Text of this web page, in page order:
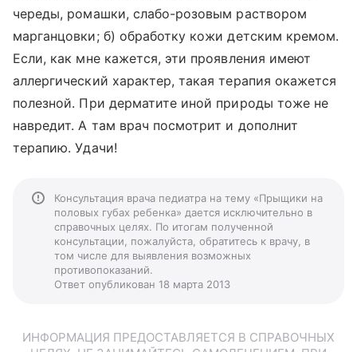
череды, ромашки, слабо-розовым раствором
марганцовки; б) обработку кожи детским кремом.
Если, как мне кажется, эти проявления имеют
аллергический характер, такая терапия окажется
полезной. При дерматите иной природы тоже не
навредит. А там врач посмотрит и дополнит
терапию. Удачи!
Консультация врача педиатра на тему «Прыщики на
половых губах ребенка» дается исключительно в
справочных целях. По итогам полученной
консультации, пожалуйста, обратитесь к врачу, в
том числе для выявления возможных
противопоказаний.
Ответ опубликован 18 марта 2013
ИНФОРМАЦИЯ ПРЕДОСТАВЛЯЕТСЯ В СПРАВОЧНЫХ